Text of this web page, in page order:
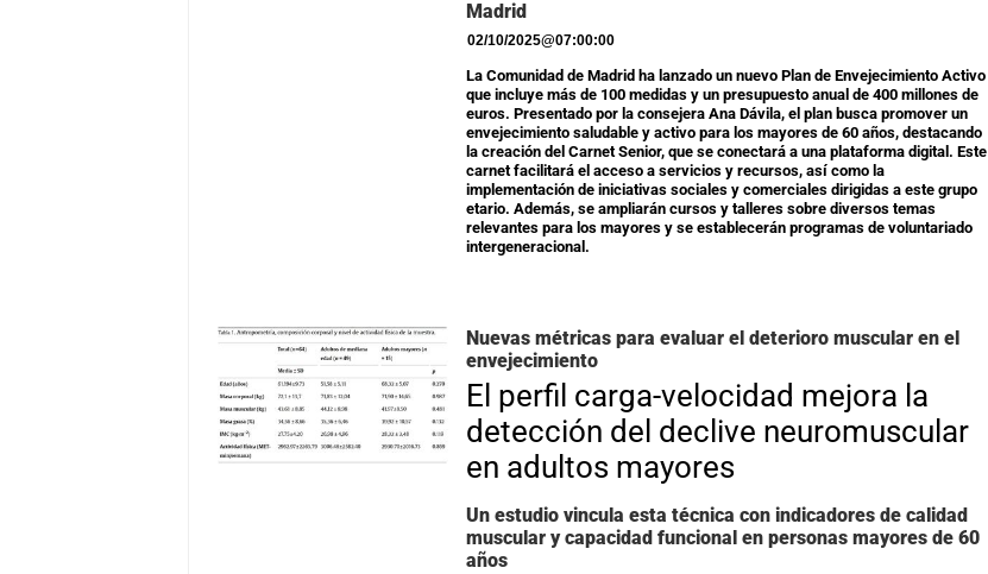
Madrid
02/10/2025@07:00:00
La Comunidad de Madrid ha lanzado un nuevo Plan de Envejecimiento Activo
que incluye más de 100 medidas y un presupuesto anual de 400 millones de
euros. Presentado por la consejera Ana Dávila, el plan busca promover un
envejecimiento saludable y activo para los mayores de 60 años, destacando
la creación del Carnet Senior, que se conectará a una plataforma digital. Este
carnet facilitará el acceso a servicios y recursos, así como la
implementación de iniciativas sociales y comerciales dirigidas a este grupo
etario. Además, se ampliarán cursos y talleres sobre diversos temas
relevantes para los mayores y se establecerán programas de voluntariado
intergeneracional.
Nuevas métricas para evaluar el deterioro muscular en el
envejecimiento
El perfil carga-velocidad mejora la
detección del declive neuromuscular
en adultos mayores
Un estudio vincula esta técnica con indicadores de calidad
muscular y capacidad funcional en personas mayores de 60
años